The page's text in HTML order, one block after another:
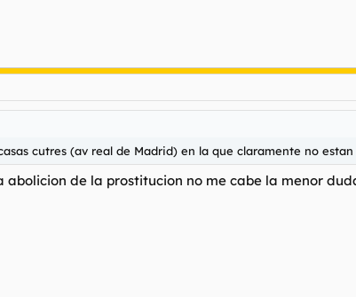
cutres (av real de Madrid) en la que claramente no
de la prostitucion no me cabe la menor